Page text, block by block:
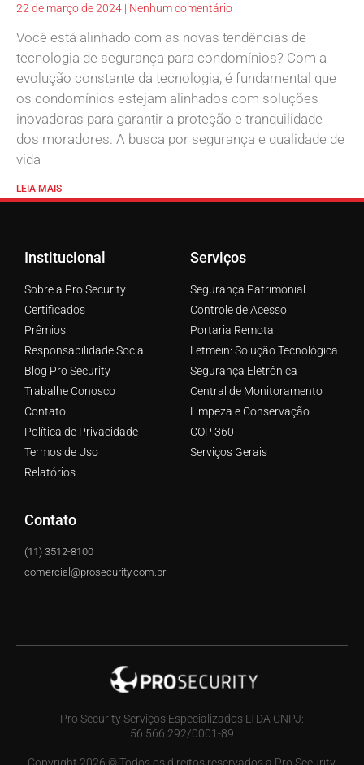
22 de março de 2024 Nenhum comentário
Você está alinhado com as novas tendências de
tecnologia de segurança para condomínios? Com a
evolução constante da tecnologia, é fundamental que
os condomínios estejam alinhados com soluções
inovadoras para garantir a proteção e tranquilidade
dos moradores. A busca por segurança e qualidade de
vida
LEIA MAIS
Institucional
Sobre a Pro Security
Certificados
Prêmios
Responsabilidade Social
Blog Pro Security
Trabalhe Conosco
Contato
Política de Privacidade
Termos de Uso
Relatórios
Serviços
Segurança Patrimonial
Controle de Acesso
Portaria Remota
Letmein: Solução Tecnológica
Segurança Eletrônica
Central de Monitoramento
Limpeza e Conservação
COP 360
Serviços Gerais
Contato
(11) 3512-8100
comercial@prosecurity.com.br
Pro Security Serviços Especializados LTDA CNPJ:
56.566.292/0001-89